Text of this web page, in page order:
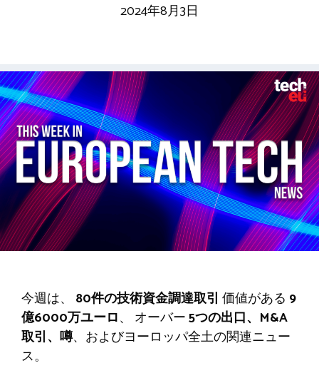
2024年8月3日
今週は、 80件の技術資金調達取引 価値がある 9
億6000万ユーロ、 オーバー5つの出口、M&A
取引、噂、およびヨーロッパ全土の関連ニュー
ス。